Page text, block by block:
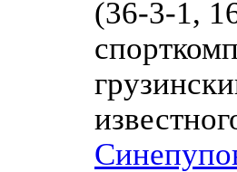
(36-3-1,